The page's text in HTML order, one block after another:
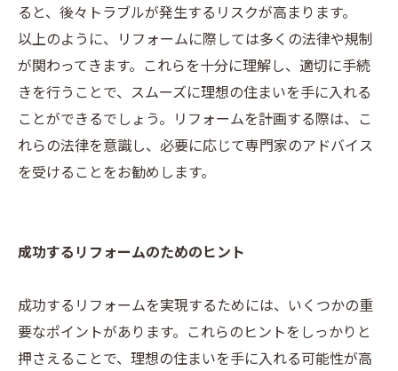
ると、後々トラブルが発生するリスクが高まります。
以上のように、リフォームに際しては多くの法律や規制
が関わってきます。これらを十分に理解し、適切に手続
きを行うことで、スムーズに理想の住まいを手に入れる
ことができるでしょう。リフォームを計画する際は、こ
れらの法律を意識し、必要に応じて専門家のアドバイス
を受けることをお勧めします。
成功するリフォームのためのヒント
成功するリフォームを実現するためには、いくつかの重
要なポイントがあります。これらのヒントをしっかりと
押さえることで、理想の住まいを手に入れる可能性が高